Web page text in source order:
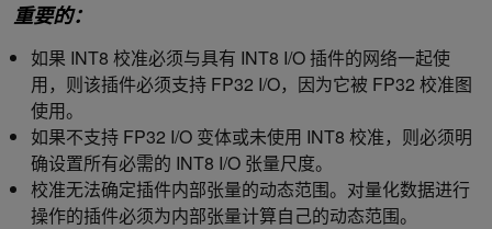
重要的：
如果 INT8 校准必须与具有 INT8 I/O 插件的网络一起使
用，则该插件必须支持 FP32 I/O，因为它被 FP32 校准图
使用。
如果不支持 FP32 I/O 变体或未使用 INT8 校准，则必须明
确设置所有必需的 INT8 I/O 张量尺度。
校准无法确定插件内部张量的动态范围。对量化数据进行
操作的插件必须为内部张量计算自己的动态范围。